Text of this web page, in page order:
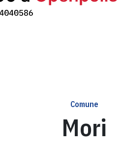
Comune
Mori